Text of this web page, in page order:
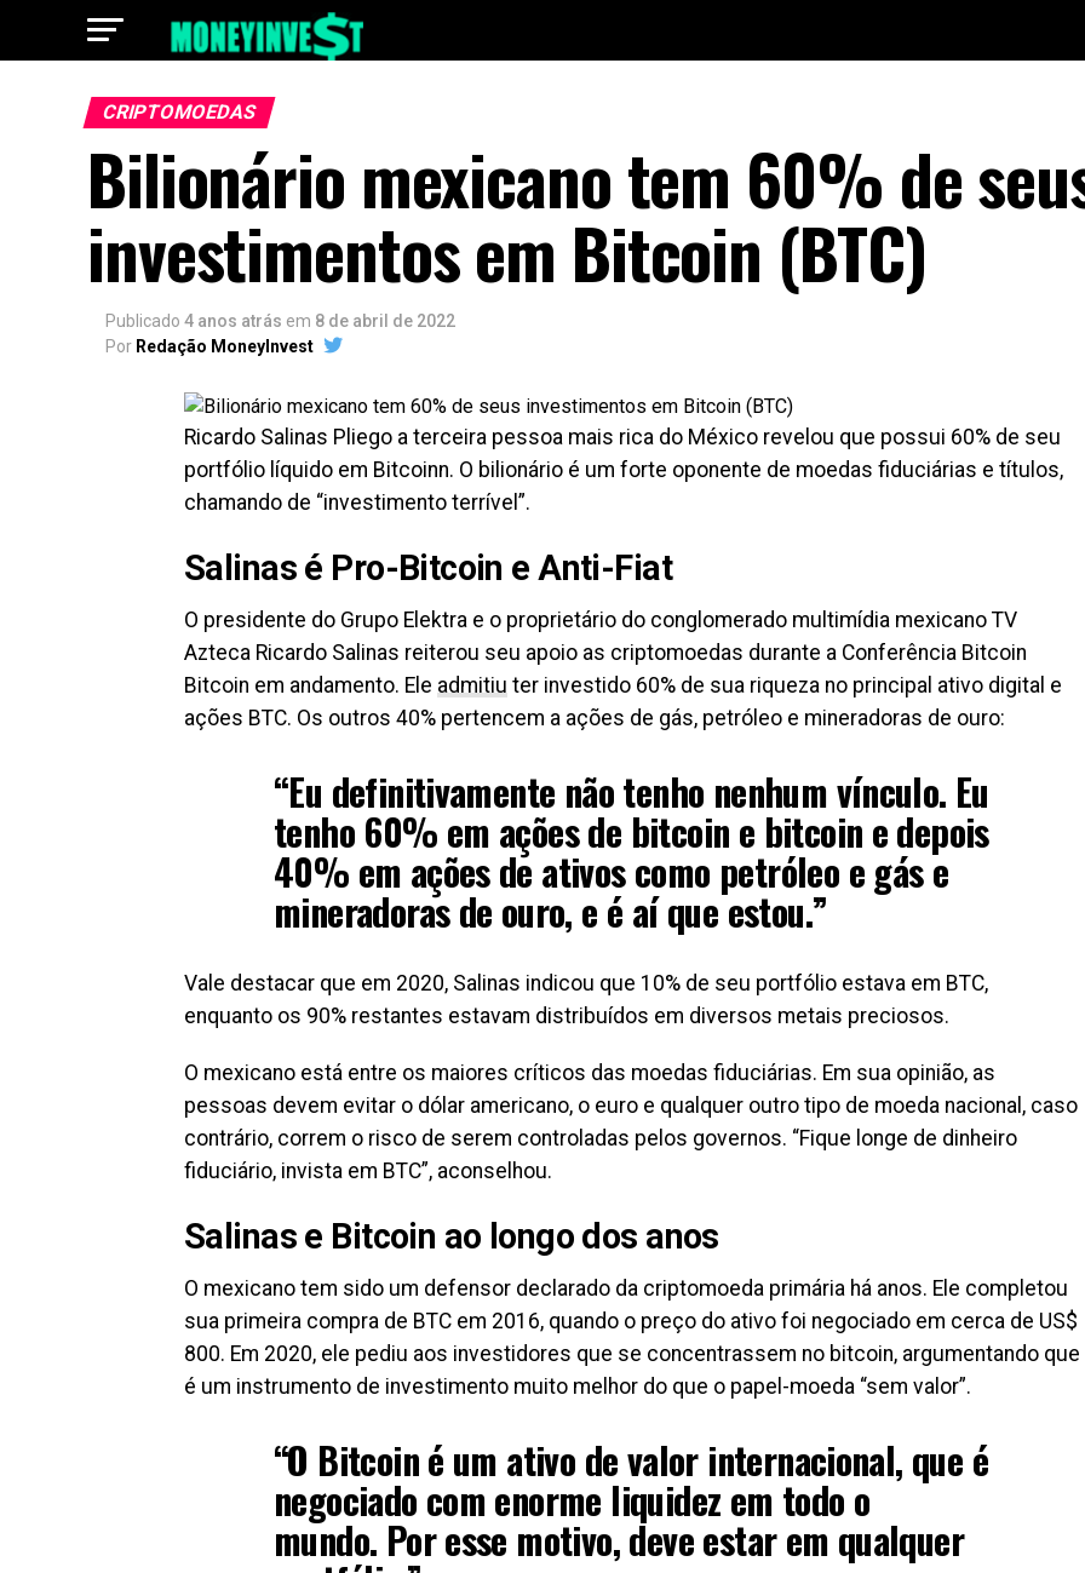
CRIPTOMOEDAS
Bilionário mexicano tem 60% de
investimentos em Bitcoin (BTC)
Publicado 4 anos atrás em 8 de abril de 2022
Por Redação MoneyInvest
Ricardo Salinas Pliego a terceira pessoa mais rica do México revelou que possui 60% de seu
portfólio líquido em Bitcoinn. O bilionário é um forte oponente de moedas fiduciárias e títulos,
chamando de “investimento terrível”.
Salinas é Pro-Bitcoin e Anti-Fiat
O presidente do Grupo Elektra e o proprietário do conglomerado multimídia mexicano TV
Azteca Ricardo Salinas reiterou seu apoio as criptomoedas durante a Conferência Bitcoin
Bitcoin em andamento. Ele admitiu ter investido 60% de sua riqueza no principal ativo digital e
ações BTC. Os outros 40% pertencem a ações de gás, petróleo e mineradoras de ouro:
“Eu definitivamente não tenho nenhum vínculo. Eu
tenho 60% em ações de bitcoin e bitcoin e depois
40% em ações de ativos como petróleo e gás e
mineradoras de ouro, e é aí que estou.”
Vale destacar que em 2020, Salinas indicou que 10% de seu portfólio estava em BTC,
enquanto os 90% restantes estavam distribuídos em diversos metais preciosos.
O mexicano está entre os maiores críticos das moedas fiduciárias. Em sua opinião, as
pessoas devem evitar o dólar americano, o euro e qualquer outro tipo de moeda nacional, caso
contrário, correm o risco de serem controladas pelos governos. “Fique longe de dinheiro
fiduciário, invista em BTC”, aconselhou.
Salinas e Bitcoin ao longo dos anos
O mexicano tem sido um defensor declarado da criptomoeda primária há anos. Ele completou
sua primeira compra de BTC em 2016, quando o preço do ativo foi negociado em cerca de US$
800. Em 2020, ele pediu aos investidores que se concentrassem no bitcoin, argumentando que
é um instrumento de investimento muito melhor do que o papel-moeda “sem valor”.
“O Bitcoin é um ativo de valor internacional, que é
negociado com enorme liquidez em todo o
mundo. Por esse motivo, deve estar em qualquer